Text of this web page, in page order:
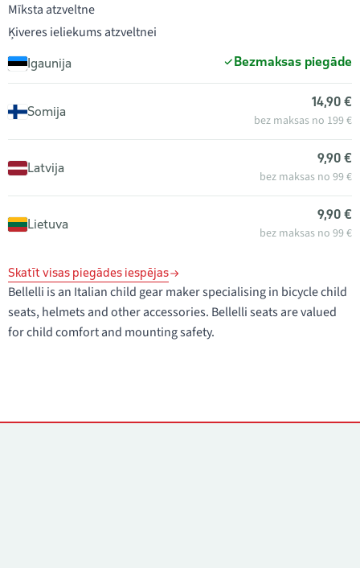
Mīksta atzveltne
Ķiveres ieliekums atzveltnei
Igaunija Bezmaksas piegāde
Somija
14,90 €
bez maksas no 199 €
Latvija
9,90 €
bez maksas no 99 €
Lietuva
9,90 €
bez maksas no 99 €
Skatīt visas piegādes iespējas
Bellelli is an Italian child gear maker specialising in bicycle child
seats, helmets and other accessories. Bellelli seats are valued
for child comfort and mounting safety.